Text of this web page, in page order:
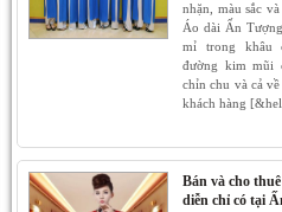
nhặn, màu sắc
Áo dài Ấn
mỉ trong khâu
đường kim mũi
chỉn chu và cả
khách hàng
Bán và cho
diễn chỉ có tại